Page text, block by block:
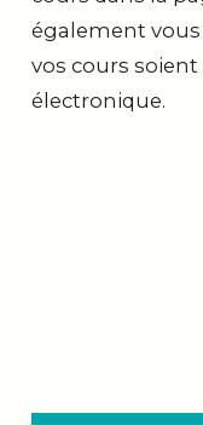
également
vos cours
électronique.